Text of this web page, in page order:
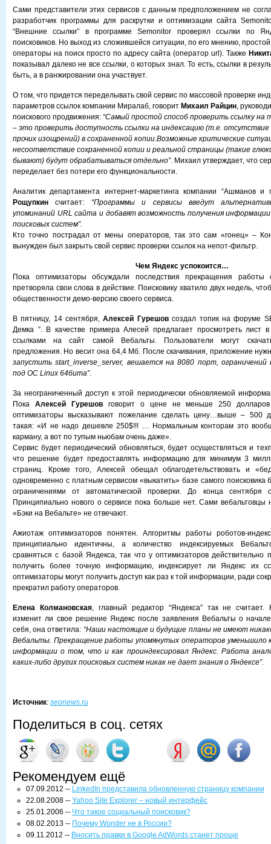
Сами представители этих сервисов с данным предположением не
разработчик программы для раскрутки и оптимизации сайта
“Внешние ссылки” в программе Semonitor проверял ссылки по
поисковиков. Но выход из сложившейся ситуации, по его мнению,
операторы на поиск просто по адресу сайта (оператор url). Также
показывал далеко не все ссылки, о которых знал. То есть, ссылки в
быть, а в ранжировании она участвует.
О том, что придется переделывать свой сервис по массовой проверке
параметров ссылок компании Миралаб, говорит Михаил Райцин,
поискового продвижения: “Самый простой способ проверить ссылку на
– это проверить доступность ссылки на индексацию (т.е. отсутствие
прочих изощрений) в сохраненной копии.Возможные критические
несоответствие сохраненной копии и реальной страницы (такие
бывают) будут обрабатываться отдельно”. Михаил утверждает, что
переделает без потери его функциональности.
Аналитик департамента интернет-маркетинга компании “Ашманов и
Рощупкин считает: “Программы и сервисы введут
упоминаний URL сайта и добавят возможность получения информации
поисковых систем”.
Кто точно пострадал от мены операторов, так это сам «гонец» –
вынужден был закрыть свой сервис проверки ссылок на непот-фильтр.
Чем Яндекс успокоится…
Пока оптимизаторы обсуждали последствия прекращения работы
претворяла свои слова в действие. Поисковику хватило двух недель,
общественности демо-версию своего сервиса.
В пятницу, 14 сентября,Алексей Гурешовсоздал топик на форуме
Демка ”. В качестве примера Алесей предлагает просмотреть лист
ссылками на сайт самой Вебальты. Пользователи могут
предложения. Но весит она 64,4 Мб. После скачивания, приложение
запустить start_inverse_server, вешается на 8080 порт,
под OC Linux 64бита”.
За неограниченный доступ к этой периодически обновляемой
Пока Алексей Гурешовговорит о цене не меньше 250
оптимизаторы высказывают пожелание сделать цену…выше – 500
такая: «И не надо дешевле 250$!!! … Нормальным конторам это
карману, а вот по тупым ньюбам очень даже».
Сервис будет периодический обновляться, будет осуществляться и
что решение будет предоставлять информацию для минимум 3
страниц. Кроме того, Алексей обещал облагодетельствовать и
одновременно с платным сервисом «выкатить» базе самого поисковика
ограничениями от автоматической проверки. До конца сентября
Принципиально нового о сервисе пока больше нет. Сами вебальтовцы
«Бэки на Вебальте» не отвечают.
Ажиотаж оптимизаторов понятен. Алгоритмы работы роботов-
принципиально идентичны, а количество индексируемых
сравняться с базой Яндекса, так что у оптимизаторов действительно
получить более точную информацию, индексирует ли Яндекс их
оптимизаторы могут получить доступ как раз к той информации, ради
прекратил работу операторов.
Елена Колмановская, главный редактор “Яндекса” так не считает.
изменит ли свое решение Яндекс после заявления Вебальты о
себя, она ответила: “Наши настоящие и будущие планы не имеют
Вебальты. Прекращение работы упомянутых операторов уменьшило
информации о том, что и как проиндексировал Яндекс. Работа
каких-либо других поисковых систем никак не дает знания о Яндексе”.
Источник: seonews.ru
Поделиться в соц. сетях
Рекомендуем ещё
07.09.2012 -- LinkedIn представила обновленную страницу компании
22.08.2008 -- Yahoo Site Explorer – новый интерфейс
25.01.2006 -- Что такое социальный поисковик?
08.02.2013 -- Почему Wonder не в России?
09.11.2012 -- Вносить правки в Google AdWords станет проще